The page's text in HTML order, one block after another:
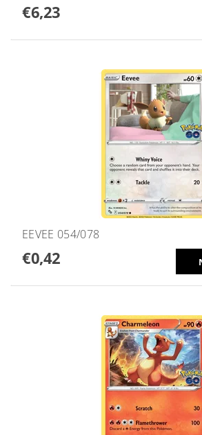
€6,23
EEVEE 054/078
€0,42